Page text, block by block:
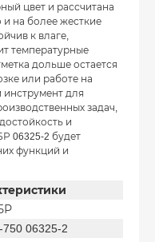
цвет и рассчитана
и на более жесткие
к влаге,
температурные
дольше остается
или работе на
для
задач,
и
06325-2 будет
функций и
06325-2